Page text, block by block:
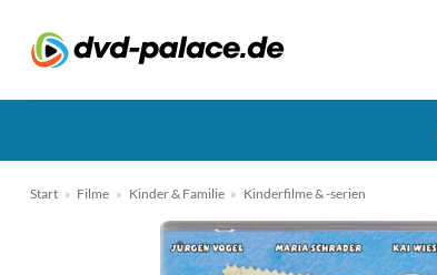
Inhalt
springen
Start » Filme » Kinder & Familie » Kinderfilme & -serien